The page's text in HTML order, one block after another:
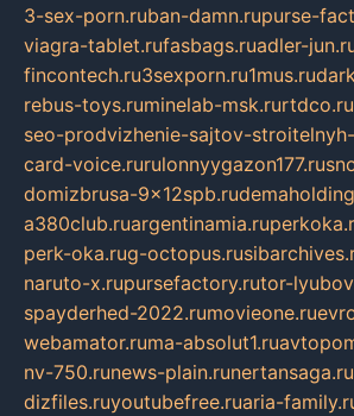
3-sex-porn.ruban-damn.rupurse-
viagra-tablet.rufasbags.ruadler-
fincontech.ru3sexporn.ru1mus.ru
rebus-toys.ruminelab-msk.rurtdco.ru
seo-prodvizhenie-sajtov-
card-voice.rurulonnyygazon177.ru
domizbrusa-9x12spb.ru
a380club.ruargentinamia.ru
perk-oka.rug-octopus.ru
naruto-x.rupursefactory.rutor-
spayderhed-2022.rumovieone.ru
webamator.ruma-absolut1.ru
nv-750.runews-plain.runertansaga.ru
dizfiles.ruyoutubefree.ruaria-